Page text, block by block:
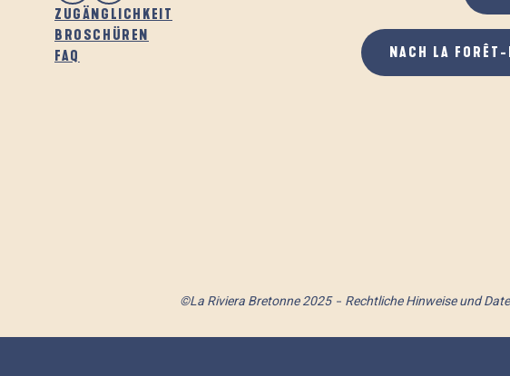
ZUGÄNGLICHKEIT
BROSCHÜREN
FAQ
NACH LA
©La Riviera Bretonne 2025 Rechtliche Hinweise und